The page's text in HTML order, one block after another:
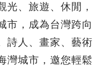
光、旅遊、休閒，
市，成為台灣跨向
詩人、畫家、藝術
灣城市，邀您輕鬆